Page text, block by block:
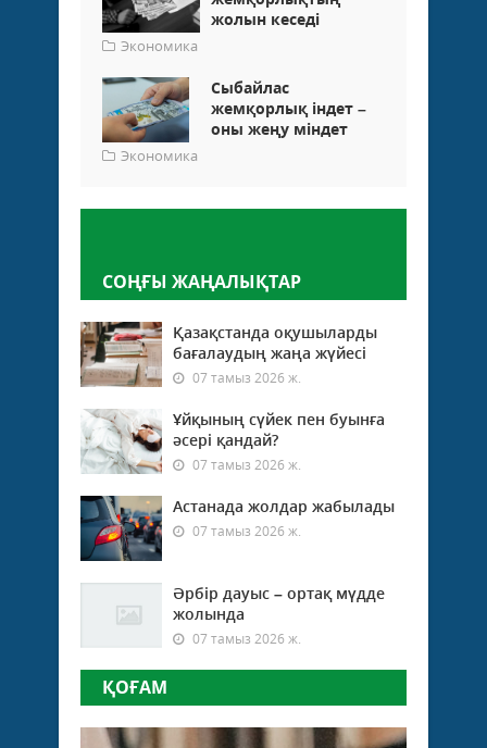
жолын кеседі
Экономика
Сыбайлас
жемқорлық індет –
оны жеңу міндет
Экономика
СОҢҒЫ ЖАҢАЛЫҚТАР
Қазақстанда оқушыларды
бағалаудың жаңа жүйесі
07 тамыз 2026 ж.
Ұйқының сүйек пен буынға
әсері қандай?
07 тамыз 2026 ж.
Астанада жолдар жабылады
07 тамыз 2026 ж.
Әрбір дауыс – ортақ мүдде
жолында
07 тамыз 2026 ж.
ҚОҒАМ